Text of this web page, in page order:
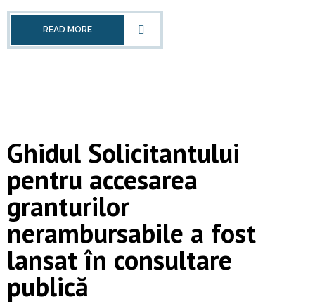
READ MORE
Ghidul Solicitantului
pentru accesarea
granturilor
nerambursabile a fost
lansat în consultare
publică